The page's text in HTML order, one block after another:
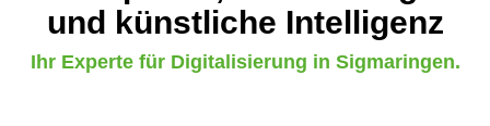
und künstliche Intelligenz
Ihr Experte für Digitalisierung in Sigmaringen.